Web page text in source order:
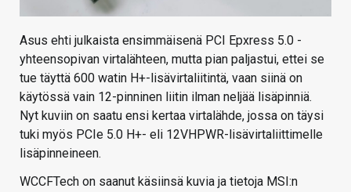
Asus ehti julkaista ensimmäisenä PCI Epxress 5.0 -
yhteensopivan virtalähteen, mutta pian paljastui, ettei se
tue täyttä 600 watin H+-lisävirtaliitintä, vaan siinä on
käytössä vain 12-pinninen liitin ilman neljää lisäpinniä.
Nyt kuviin on saatu ensi kertaa virtalähde, jossa on täysi
tuki myös PCIe 5.0 H+- eli 12VHPWR-lisävirtaliittimelle
lisäpinneineen.
WCCFTech on saanut käsiinsä kuvia ja tietoja MSI:n